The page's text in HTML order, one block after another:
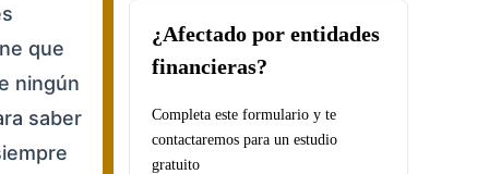
que
ningún
saber
¿Afectado por entidades
financieras?
Completa este formulario y te
contactaremos para un estudio
gratuito